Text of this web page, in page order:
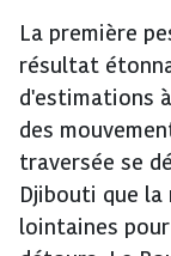
La première
résultat
d'estimations
des
traversée se
Djibouti que
lointaines